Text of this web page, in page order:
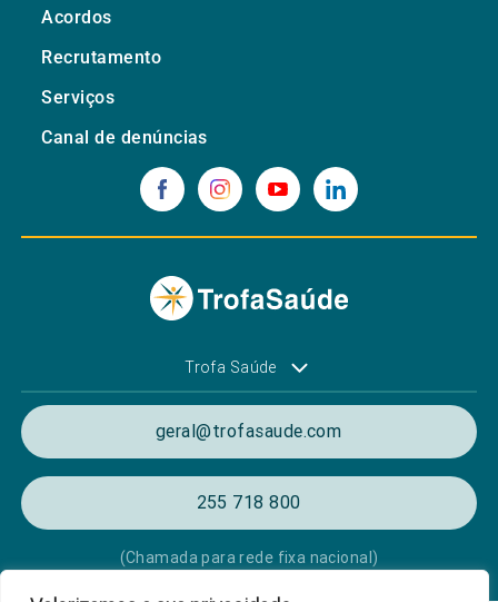
Acordos
Recrutamento
Serviços
Canal de denúncias
Trofa Saúde
geral@trofasaude.com
255 718 800
(Chamada para rede fixa nacional)